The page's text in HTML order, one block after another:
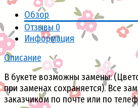
Обзор
Отзывы 0
Информация
Описание
В букете возможны замены:
при заменах сохраняется). Все
заказчиком по почте или по